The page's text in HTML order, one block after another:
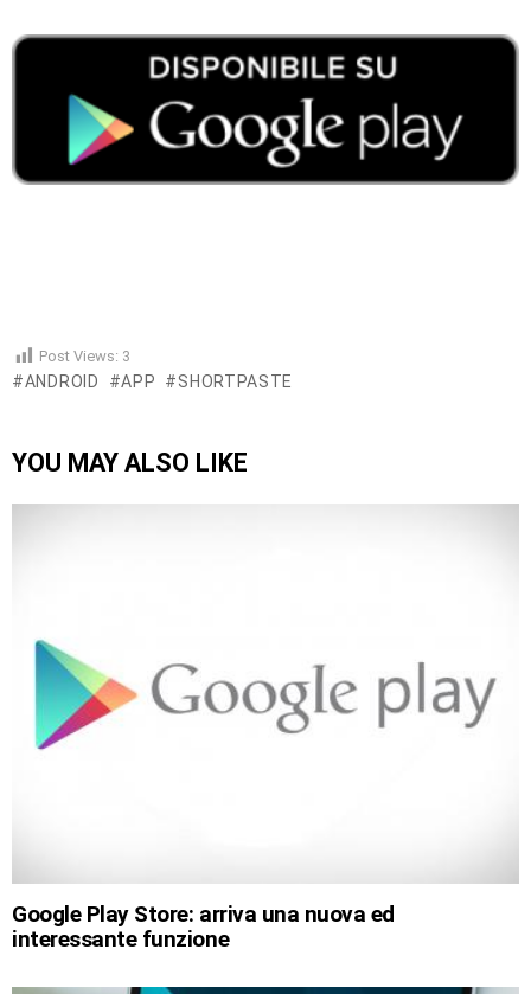
Post Views: 3
ANDROID APP SHORTPASTE
YOU MAY ALSO LIKE
Google Play Store: arriva una nuova ed
interessante funzione